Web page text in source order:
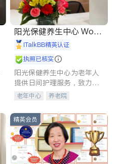
阳光保健养生中心 World
shine
iTalkBB精英认证
执照已核实
阳光保健养生中心为老年人
提供日间护理服务，致力于
通过持续的护理创新来有效
老年中心 养老院
精英会员